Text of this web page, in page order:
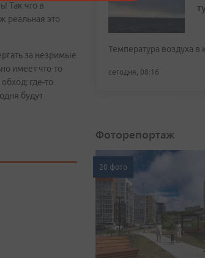
Так что в
реальная это
за незримые
имеет что-то
где-то
будут
Температура воздуха в
сегодня, 08:16
Фоторепортаж
20 фото